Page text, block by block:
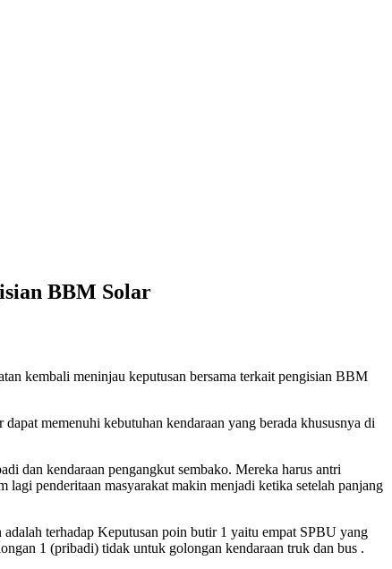
BBM Solar
kembali meninjau keputusan bersama terkait pengisian BBM
memenuhi kebutuhan kendaraan yang berada khususnya di
dan kendaraan pengangkut sembako. Mereka harus antri
penderitaan masyarakat makin menjadi ketika setelah panjang
terhadap Keputusan poin butir 1 yaitu empat SPBU yang
1 (pribadi) tidak untuk golongan kendaraan truk dan bus .